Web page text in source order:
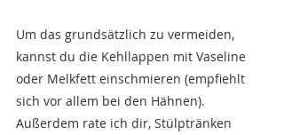
Um das grundsätzlich zu vermeiden,
kannst du die Kehllappen mit Vaseline
oder Melkfett einschmieren (empfiehlt
sich vor allem bei den Hähnen).
Außerdem rate ich dir, Stülptränken